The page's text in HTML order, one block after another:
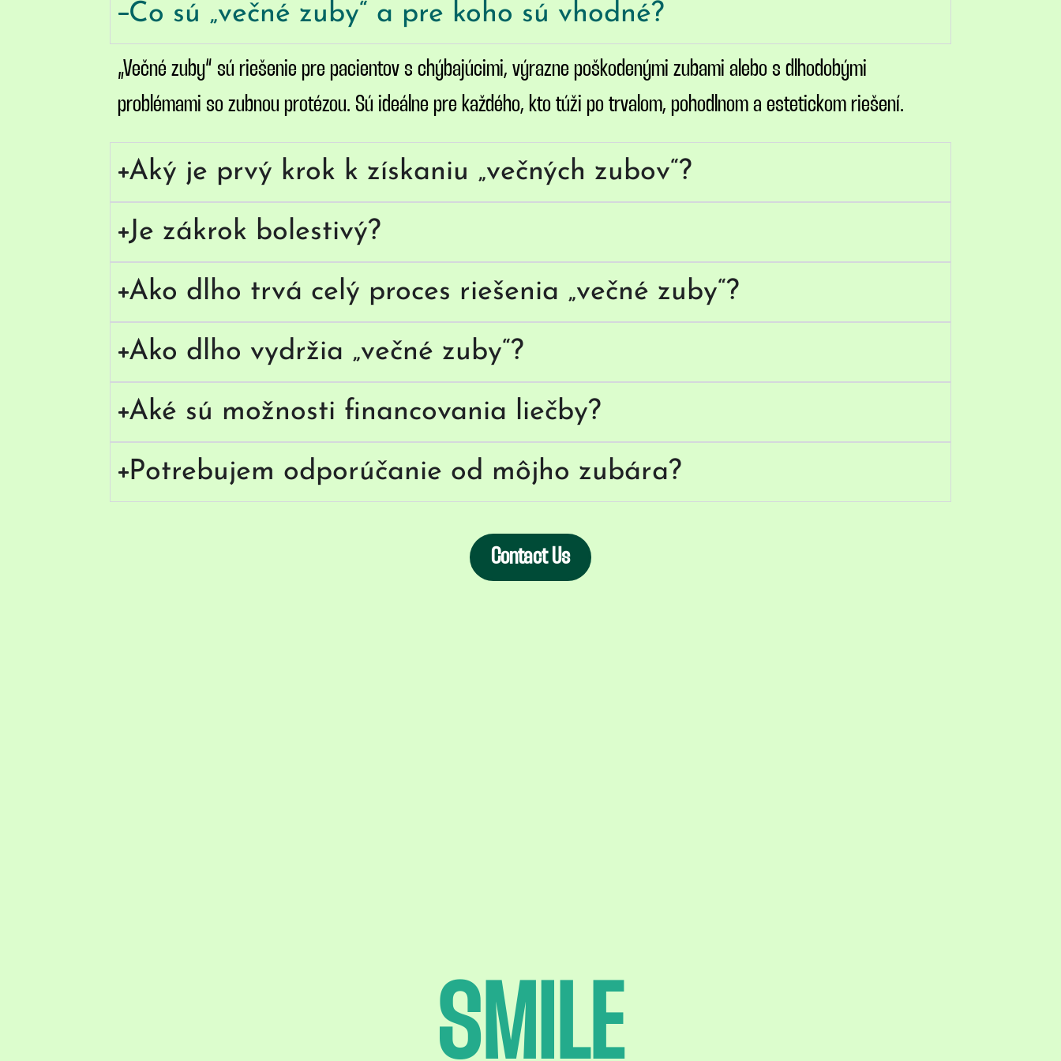
Čo sú „večné zuby“ a pre koho sú vhodné?
„Večné zuby“ sú riešenie pre pacientov s chýbajúcimi, výrazne poškodenými zubami alebo s dlhodobými
problémami so zubnou protézou. Sú ideálne pre každého, kto túži po trvalom, pohodlnom a estetickom riešení.
Aký je prvý krok k získaniu „večných zubov“?
Je zákrok bolestivý?
Ako dlho trvá celý proces riešenia „večné zuby“?
Ako dlho vydržia „večné zuby“?
Aké sú možnosti financovania liečby?
Potrebujem odporúčanie od môjho zubára?
Contact Us
SMILE